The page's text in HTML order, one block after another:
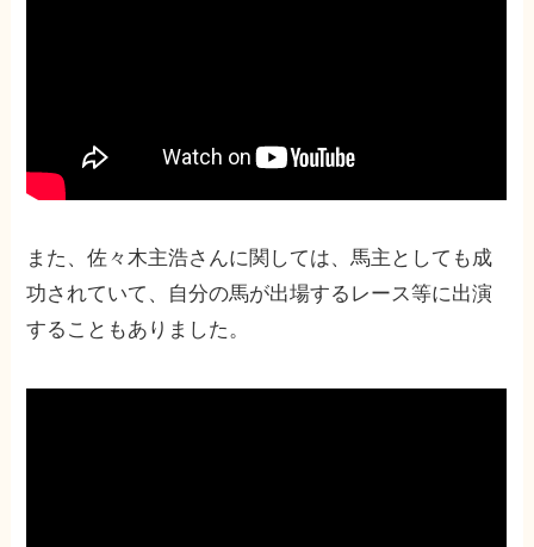
また、佐々木主浩さんに関しては、馬主としても成
功されていて、自分の馬が出場するレース等に出演
することもありました。